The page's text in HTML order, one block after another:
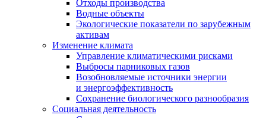
Отходы производства
Водные объекты
Экологические показатели по зарубежным
активам
Изменение климата
Управление климатическими рисками
Выбросы парниковых газов
Возобновляемые источники энергии
и энергоэффективность
Сохранение биологического разнообразия
Социальная деятельность